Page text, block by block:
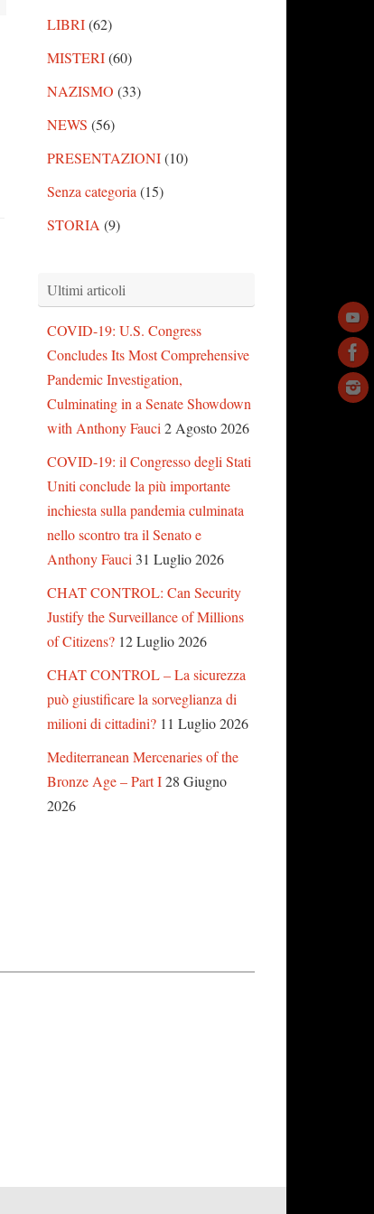
LIBRI(62)
MISTERI(60)
NAZISMO (33)
NEWS (56)
PRESENTAZIONI(10)
Senza categoria (15)
STORIA (9)
Ultimi articoli
COVID-19: U.S. Congress
Concludes Its Most Comprehensive
Pandemic Investigation,
Culminating in a Senate Showdown
with Anthony Fauci 2 Agosto 2026
COVID-19: il Congresso degli Stati
Uniti conclude la più importante
inchiesta sulla pandemia culminata
nello scontro tra il Senato e
Anthony Fauci 31 Luglio 2026
CHAT CONTROL: Can Security
Justify the Surveillance of Millions
of Citizens? 12 Luglio 2026
CHAT CONTROL – La sicurezza
può giustificare la sorveglianza di
milioni di cittadini? 11 Luglio 2026
Mediterranean Mercenaries of the
Bronze Age – Part I28 Giugno
2026